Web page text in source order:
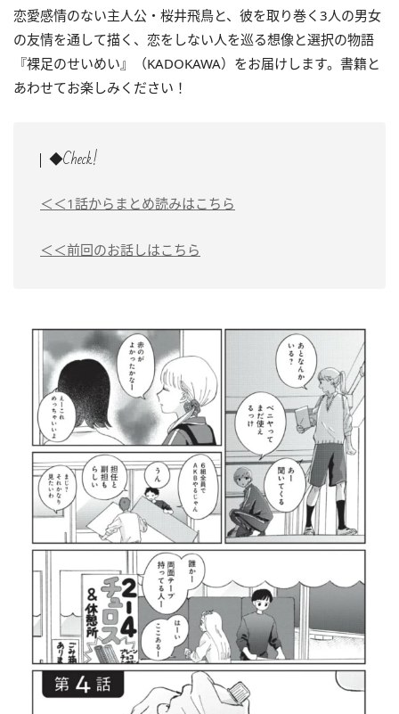
恋愛感情のない主人公・ 桜井飛鳥と、彼を取り巻く3人の男女
の友情を通して描く、恋をしない人を巡る想像と選択の物語
『裸足のせいめい』（KADOKAWA）をお届けします。書籍と
あわせてお楽しみください！
◆Check!
＜＜1話からまとめ読みはこちら
＜＜前回のお話しはこちら